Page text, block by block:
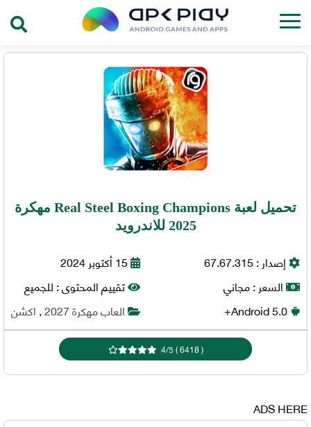
تحميل لعبة Real Steel Boxing Champions مهكرة
2025 للاندرويد
إصدار :67.67.315
السعر :مجاني
Android5.0+
15 أكتوبر 2024
تقييم المحتوى :للجميع
العاب مهكرة 2027
,اكشن
(
6418
)
4/5
ADS HERE